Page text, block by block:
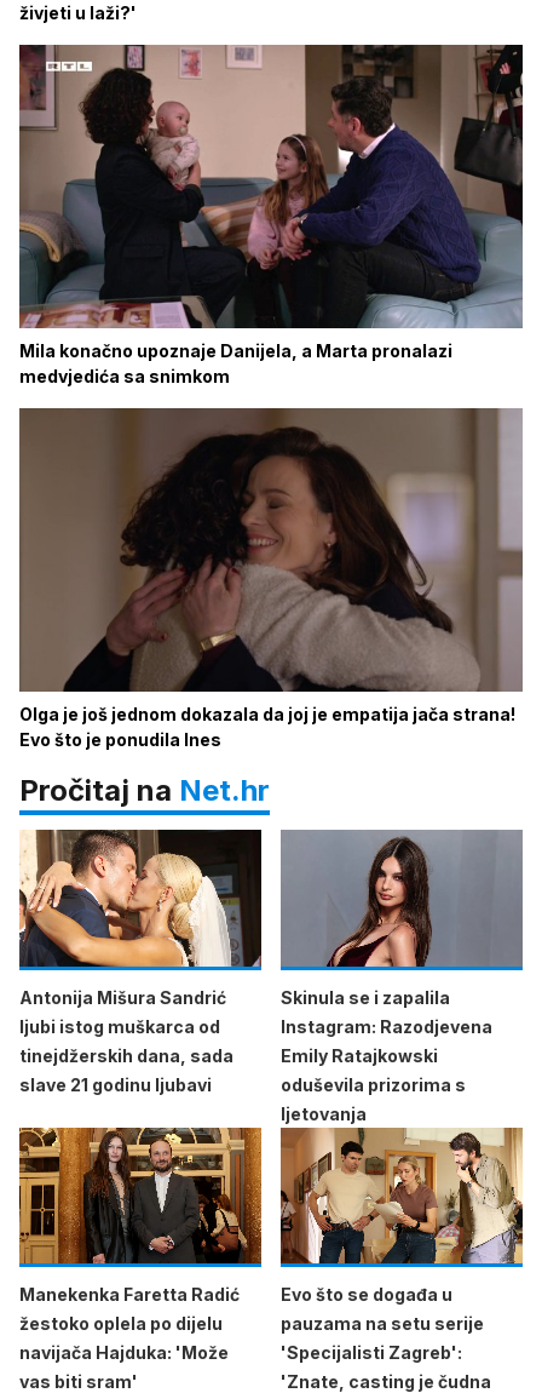
živjeti u laži?'
Mila konačno upoznaje Danijela, a Marta pronalazi
medvjedića sa snimkom
Olga je još jednom dokazala da joj je empatija jača strana!
Evo što je ponudila Ines
Pročitaj na Net.hr
Antonija Mišura Sandrić
ljubi istog muškarca od
tinejdžerskih dana, sada
slave 21 godinu ljubavi
Skinula se i zapalila
Instagram: Razodjevena
Emily Ratajkowski
oduševila prizorima s
ljetovanja
Manekenka Faretta Radić
žestoko oplela po dijelu
navijača Hajduka: 'Može
vas biti sram'
Evo što se događa u
pauzama na setu serije
'Specijalisti Zagreb':
'Znate, casting je čudna